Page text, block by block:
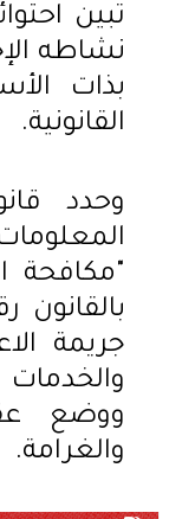
تبين
بذات
القانونية.
وحدد
"مكافحة
جريمة
والخدمات
ووضع
والغرامة.